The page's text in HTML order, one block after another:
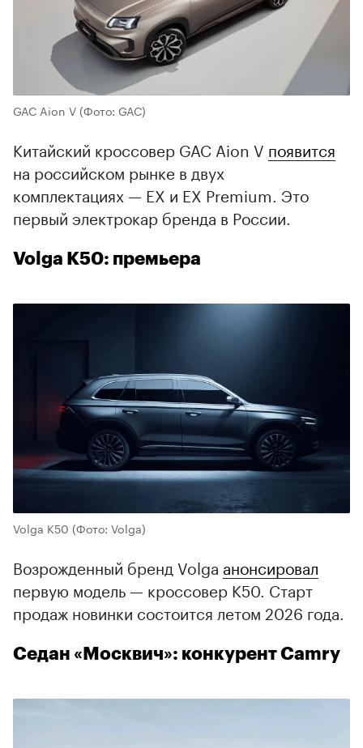
00:00 / 00:00
GAC Aion V(Фото: GAC)
Китайский кроссовер GAC Aion V появится
на российском рынке в двух
комплектациях — EX и EX Premium. Это
первый электрокар бренда в России.
Volga K50: премьера
Volga K50 (Фото: Volga)
Возрожденный бренд Volga анонсировал
первую модель — кроссовер K50. Старт
продаж новинки состоится летом 2026 года.
Седан «Москвич»: конкурент Camry